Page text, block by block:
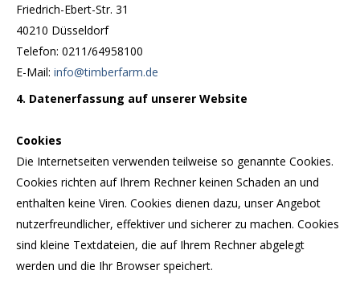
Friedrich-Ebert-Str. 31
40210 Düsseldorf
Telefon: 0211/64958100
E-Mail: info@timberfarm.de
4. Datenerfassung auf unserer Website
Cookies
Die Internetseiten verwenden teilweise so genannte Cookies.
Cookies richten auf Ihrem Rechner keinen Schaden an und
enthalten keine Viren. Cookies dienen dazu, unser Angebot
nutzerfreundlicher, effektiver und sicherer zu machen. Cookies
sind kleine Textdateien, die auf Ihrem Rechner abgelegt
werden und die Ihr Browser speichert.